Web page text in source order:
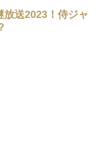
送2023！侍ジャ